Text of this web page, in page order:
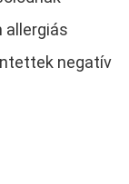
allergiás
negatív